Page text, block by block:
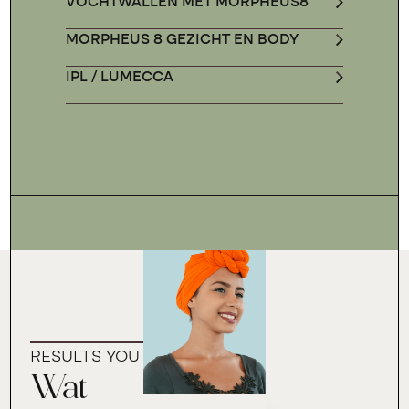
MORPHEUS 8 GEZICHT EN BODY
IPL / LUMECCA
RESULTS YOU CAN TRUST
Wat